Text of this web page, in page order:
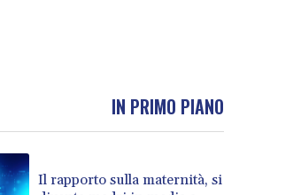
IN PRIMO PIANO
Il rapporto sulla maternità, si